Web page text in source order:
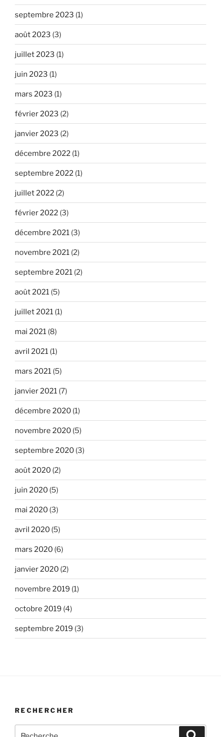
septembre 2023 (1)
août 2023 (3)
juillet 2023 (1)
juin 2023 (1)
mars 2023 (1)
février 2023 (2)
janvier 2023 (2)
décembre 2022 (1)
septembre 2022 (1)
juillet 2022 (2)
février 2022 (3)
décembre 2021 (3)
novembre 2021 (2)
septembre 2021 (2)
août 2021 (5)
juillet 2021 (1)
mai 2021 (8)
avril 2021 (1)
mars 2021 (5)
janvier 2021 (7)
décembre 2020 (1)
novembre 2020 (5)
septembre 2020 (3)
août 2020 (2)
juin 2020 (5)
mai 2020 (3)
avril 2020 (5)
mars 2020 (6)
janvier 2020 (2)
novembre 2019 (1)
octobre 2019 (4)
septembre 2019 (3)
RECHERCHER